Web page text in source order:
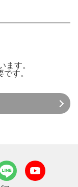
ます。
です。